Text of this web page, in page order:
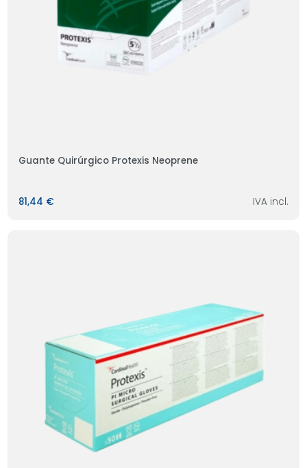
Guante Quirúrgico Protexis Neoprene
81,44 € IVA incl.